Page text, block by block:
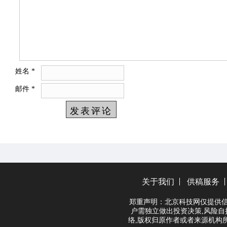
姓名 *
邮件 *
关于我们 供稿服务
郑重声明：北京科技网仅提供
户需独立做出投资决策,风险
络,版权归原作者或者来源机构